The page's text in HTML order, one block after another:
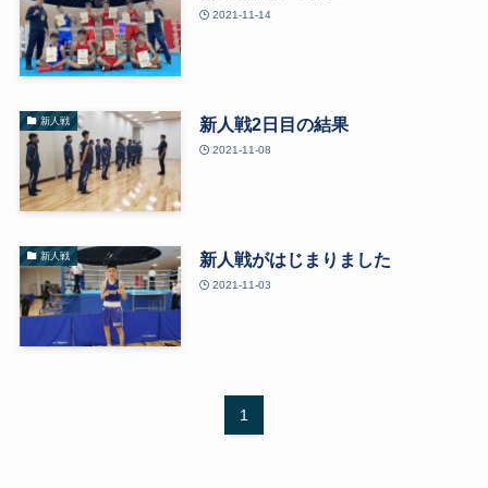
2021-11-14
新人戦 新人戦2日目の結果
2021-11-08
新人戦 新人戦がはじまりました
2021-11-03
1